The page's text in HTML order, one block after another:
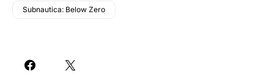
Subnautica: Below Zero